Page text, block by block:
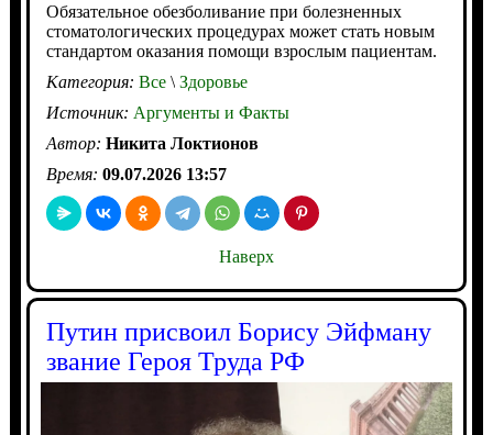
Обязательное обезболивание при болезненных
стоматологических процедурах может стать новым
стандартом оказания помощи взрослым пациентам.
Категория: Все\Здоровье
Источник: Аргументы и Факты
Автор: Никита Локтионов
Время: 09.07.2026 13:57
Наверх
Путин присвоил Борису Эйфману
звание Героя Труда РФ